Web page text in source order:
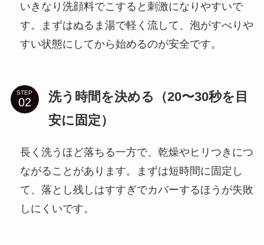
いきなり洗顔料でこすると刺激になりやすいで
す。まずはぬるま湯で軽く流して、泡がすべりや
すい状態にしてから始めるのが安全です。
STEP
洗う時間を決める（20〜30秒を目
安に固定）
長く洗うほど落ちる一方で、乾燥やヒリつきにつ
ながることがあります。まずは短時間に固定し
て、落とし残しはすすぎでカバーするほうが失敗
しにくいです。